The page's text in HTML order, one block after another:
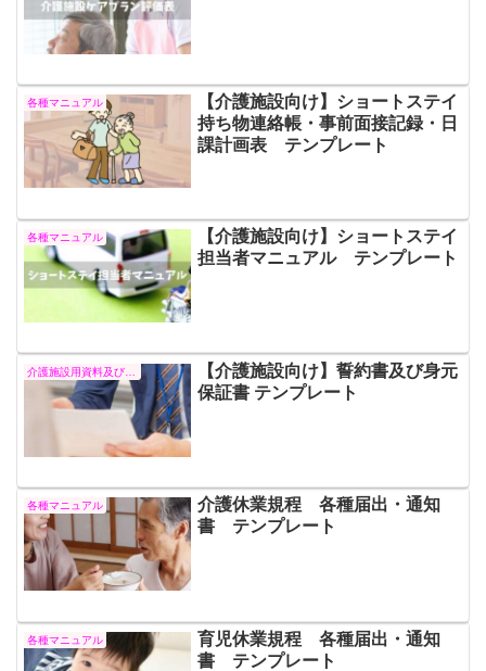
各種マニュアル
【介護施設向け】ショートステイ
持ち物連絡帳・事前面接記録・日
課計画表 テンプレート
各種マニュアル
【介護施設向け】ショートステイ
担当者マニュアル テンプレート
【介護施設向け】誓約書及び身元
保証書 テンプレート
各種マニュアル
介護休業規程 各種届出・通知
書 テンプレート
各種マニュアル
育児休業規程 各種届出・通知
書 テンプレート